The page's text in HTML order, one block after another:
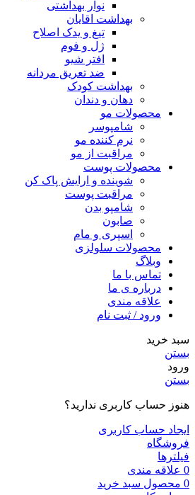
نوار بهداشتی
بهداشت اقایان
تیغ و یدک اصلاح
ژل و فوم
افتر شیو
ضد تعریق مردانه
بهداشت کودک
دهان و دندان
محصولات مو
شامپوسر
نرم کننده مو
مراقبت از مو
محصولات پوست
شوینده و ارایش پاک کن
مراقبت پوست
شامپو بدن
صابون
اسپری و مام
محصولات سلولزی
وبلاگ
تماس با ما
درباره ی ما
علاقه مندی
ورود / ثبت نام
سبد خرید
بستن
ورود
بستن
هنوز حساب کاربری ندارید؟
ایجاد حساب کاربری
فروشگاه
فیلترها
0 علاقه مندی
0 محصول سبد خرید